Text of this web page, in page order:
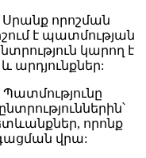
Սրանք որոշման
է պատմության
կարող է
արդյունքներ:
Պատմությունը
որոնք
վրա: